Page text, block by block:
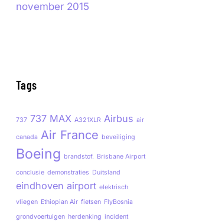
november 2015
Tags
737 737 MAX A321XLR Airbus air
canada Air France beveiliging
Boeing brandstof. Brisbane Airport
conclusie demonstraties Duitsland
eindhoven airport elektrisch
vliegen Ethiopian Air fietsen FlyBosnia
grondvoertuigen herdenking incident